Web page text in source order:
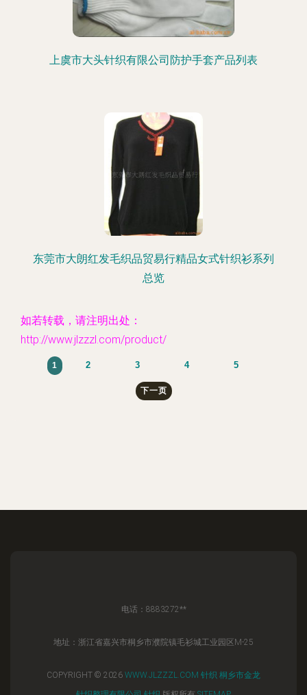
上虞市大头针织有限公司防护手套产品列表
东莞市大朗红发毛织品贸易行精品女式针织衫系列
总览
如若转载，请注明出处：
http://www.jlzzzl.com/product/
1 2 3 4 5
下一页
电话：8883272**
地址：浙江省嘉兴市桐乡市濮院镇毛衫城工业园区M-25
COPYRIGHT © 2026 WWW.JLZZZL.COM 针织 桐乡市金龙